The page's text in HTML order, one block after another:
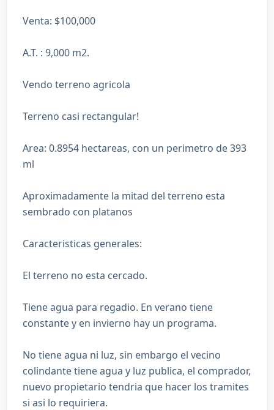
Venta: $100,000
A.T. : 9,000 m2.
Vendo terreno agricola
Terreno casi rectangular!
Area: 0.8954 hectareas, con un perimetro de 393
ml
Aproximadamente la mitad del terreno esta
sembrado con platanos
Caracteristicas generales:
El terreno no esta cercado.
Tiene agua para regadio. En verano tiene
constante y en invierno hay un programa.
No tiene agua ni luz, sin embargo el vecino
colindante tiene agua y luz publica, el comprador,
nuevo propietario tendria que hacer los tramites
si asi lo requiriera.